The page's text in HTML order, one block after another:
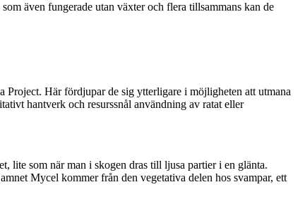
även fungerade utan växter och flera tillsammans kan de
Project. Här fördjupar de sig ytterligare i möjligheten att utmana
hantverk och resurssnål användning av ratat eller
lite som när man i skogen dras till ljusa partier i en glänta.
Mycel kommer från den vegetativa delen hos svampar, ett